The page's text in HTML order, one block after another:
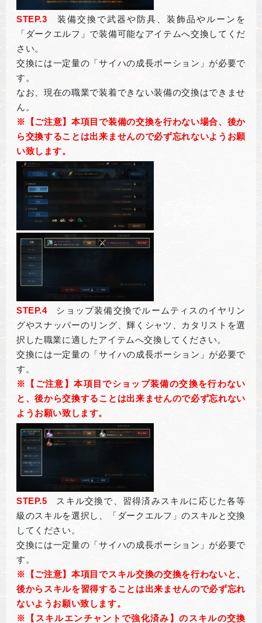
STEP.3
装備交換で武器や防具、装飾品やルーンを
「ダークエルフ」で装備可能なアイテムへ交換してくだ
さい。
交換には一定量の「サイハの成長ポーション」が必要で
す。
なお、現在の職業で装着できない装備の交換はできませ
ん。
※
【ご注意】本項目で装備の交換を行わない場合、後か
ら交換することは出来ませんので必ず忘れないようお願
い致します。
STEP.4
ショップ装備交換でルームティスのイヤリン
グやスナッパーのリング、輝くシャツ、カタリストを選
択した職業に適したアイテムへ交換してください。
交換には一定量の「サイハの成長ポーション」が必要で
す。
※
【ご注意】本項目でショップ装備の交換を行わない
と、後から交換することは出来ませんので必ず忘れない
ようお願い致します。
STEP.5
スキル交換で、習得済みスキルに応じた各等
級のスキルを選択し、「ダークエルフ」のスキルと交換
してください。
交換には一定量の「サイハの成長ポーション」が必要で
す。
※
【ご注意】本項目でスキル交換の交換を行わないと、
後からスキルを習得することは出来ませんので必ず忘れ
ないようお願い致します。
※【スキルエンチャントで強化済み】のスキルの交換